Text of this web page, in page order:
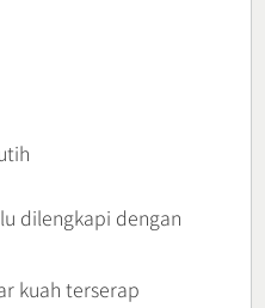
dilengkapi dengan
kuah terserap